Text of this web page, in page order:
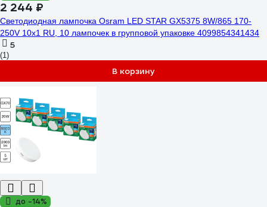
2 244 ₽
Светодиодная лампочка Osram LED STAR GX5375 8W/865 170-
250V 10x1 RU, 10 лампочек в групповой упаковке 4099854341434
5
(1)
В корзину
до -14%